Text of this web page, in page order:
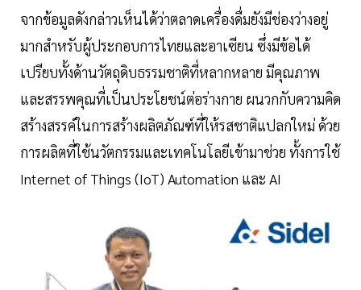
จากข้อมูลดังกล่าวเห็นได้ว่าตลาดเครื่องดื่มยังมีช่องว่างอยู่
มากสำหรับผู้ประกอบการไทยและอาเซียน ซึ่งมีข้อได้
เปรียบทั้งด้านวัตถุดิบธรรมชาติที่หลากหลาย มีคุณภาพ
และสรรพคุณที่เป็นประโยชน์ต่อร่างกาย ผนวกกับความคิด
สร้างสรรค์ในการสร้างผลิตภัณฑ์ที่ให้รสชาติแปลกใหม่ ด้วย
การผลิตที่ใช้นวัตกรรมและเทคโนโลยีเข้ามาช่วย ทั้งการใช้
Internet of Things (IoT) Automation และ AI